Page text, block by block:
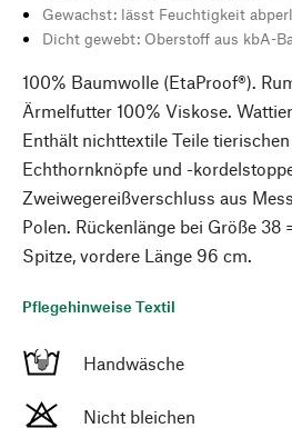
Gewachst: lässt Feuchtigkeit
Dicht gewebt: Oberstoff aus kbA-
100% Baumwolle (EtaProof®).
Ärmelfutter 100% Viskose.
Enthält nichttextile Teile
Echthornknöpfe und -
Zweiwegereißverschluss aus
Polen. Rückenlänge bei Größe 38
Spitze, vordere Länge 96 cm.
Pflegehinweise Textil
Handwäsche
Nicht bleichen